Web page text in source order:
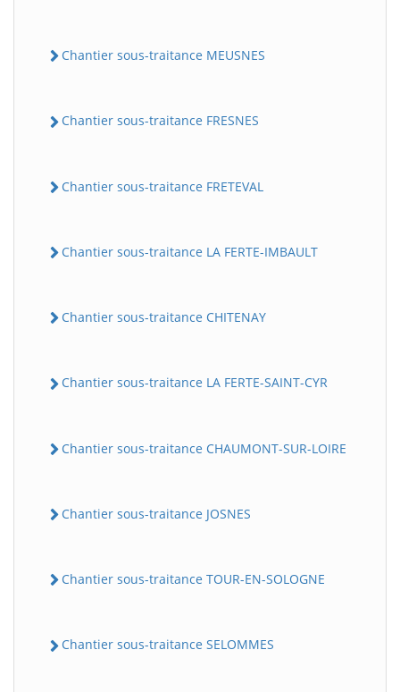
Chantier sous-traitance MEUSNES
Chantier sous-traitance FRESNES
Chantier sous-traitance FRETEVAL
Chantier sous-traitance LA FERTE-IMBAULT
Chantier sous-traitance CHITENAY
Chantier sous-traitance LA FERTE-SAINT-CYR
Chantier sous-traitance CHAUMONT-SUR-LOIRE
Chantier sous-traitance JOSNES
Chantier sous-traitance TOUR-EN-SOLOGNE
Chantier sous-traitance SELOMMES